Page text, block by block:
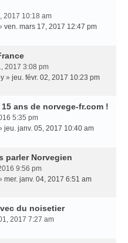
2017 10:18 am
ven. mars 17, 2017 12:47 pm
2017 3:08 pm
» jeu. févr. 02, 2017 10:23 pm
ans de norvege-fr.com !
5:35 pm
jeu. janv. 05, 2017 10:40 am
parler Norvegien
9:56 pm
mer. janv. 04, 2017 6:51 am
du noisetier
2017 7:27 am